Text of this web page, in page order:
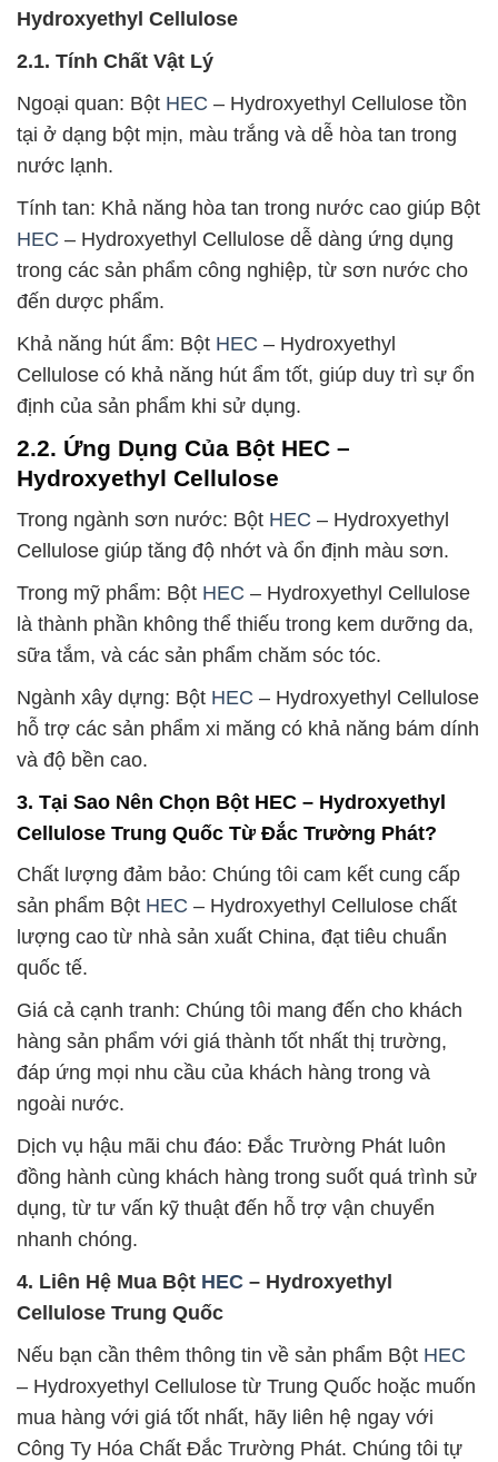
Hydroxyethyl Cellulose
2.1. Tính Chất Vật Lý
Ngoại quan: Bột HEC – Hydroxyethyl Cellulose tồn
tại ở dạng bột mịn, màu trắng và dễ hòa tan trong
nước lạnh.
Tính tan: Khả năng hòa tan trong nước cao giúp Bột
HEC – Hydroxyethyl Cellulose dễ dàng ứng dụng
trong các sản phẩm công nghiệp, từ sơn nước cho
đến dược phẩm.
Khả năng hút ẩm: Bột HEC – Hydroxyethyl
Cellulose có khả năng hút ẩm tốt, giúp duy trì sự ổn
định của sản phẩm khi sử dụng.
2.2. Ứng Dụng Của Bột HEC –
Hydroxyethyl Cellulose
Trong ngành sơn nước: Bột HEC – Hydroxyethyl
Cellulose giúp tăng độ nhớt và ổn định màu sơn.
Trong mỹ phẩm: Bột HEC – Hydroxyethyl Cellulose
là thành phần không thể thiếu trong kem dưỡng da,
sữa tắm, và các sản phẩm chăm sóc tóc.
Ngành xây dựng: Bột HEC – Hydroxyethyl Cellulose
hỗ trợ các sản phẩm xi măng có khả năng bám dính
và độ bền cao.
3. Tại Sao Nên Chọn Bột HEC – Hydroxyethyl
Cellulose Trung Quốc Từ Đắc Trường Phát?
Chất lượng đảm bảo: Chúng tôi cam kết cung cấp
sản phẩm Bột HEC – Hydroxyethyl Cellulose chất
lượng cao từ nhà sản xuất China, đạt tiêu chuẩn
quốc tế.
Giá cả cạnh tranh: Chúng tôi mang đến cho khách
hàng sản phẩm với giá thành tốt nhất thị trường,
đáp ứng mọi nhu cầu của khách hàng trong và
ngoài nước.
Dịch vụ hậu mãi chu đáo: Đắc Trường Phát luôn
đồng hành cùng khách hàng trong suốt quá trình sử
dụng, từ tư vấn kỹ thuật đến hỗ trợ vận chuyển
nhanh chóng.
4. Liên Hệ Mua Bột HEC – Hydroxyethyl
Cellulose Trung Quốc
Nếu bạn cần thêm thông tin về sản phẩm Bột HEC
– Hydroxyethyl Cellulose từ Trung Quốc hoặc muốn
mua hàng với giá tốt nhất, hãy liên hệ ngay với
Công Ty Hóa Chất Đắc Trường Phát. Chúng tôi tự